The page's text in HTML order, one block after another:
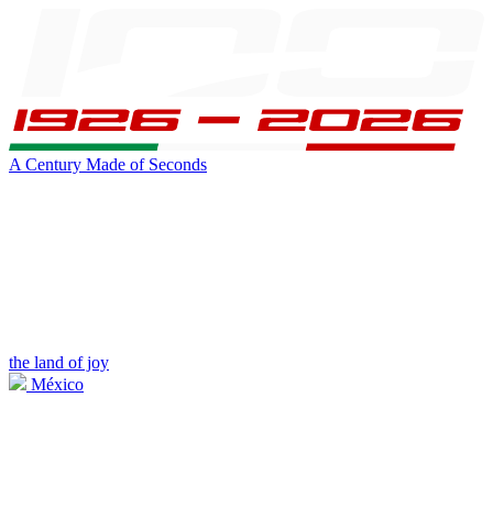
A Century Made of Seconds
the land of joy
México